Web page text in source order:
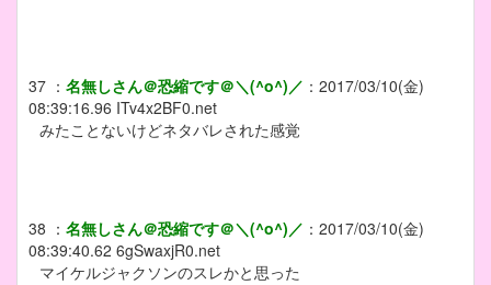
37 ： 名無しさん＠恐縮です＠＼(^o^)／ ： 2017/03/10(金)
08:39:16.96 ITv4x2BF0.net
みたことないけどネタバレされた感覚
38 ： 名無しさん＠恐縮です＠＼(^o^)／ ： 2017/03/10(金)
08:39:40.62 6gSwaxjR0.net
マイケルジャクソンのスレかと思った